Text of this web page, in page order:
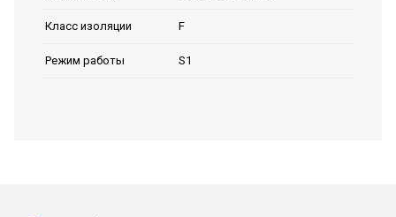
Класс изоляции F
Режим работы S1